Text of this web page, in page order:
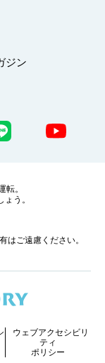
ジン
転。
う。
はご遠慮ください。
ウェブアクセシビリ
ティ
ポリシー